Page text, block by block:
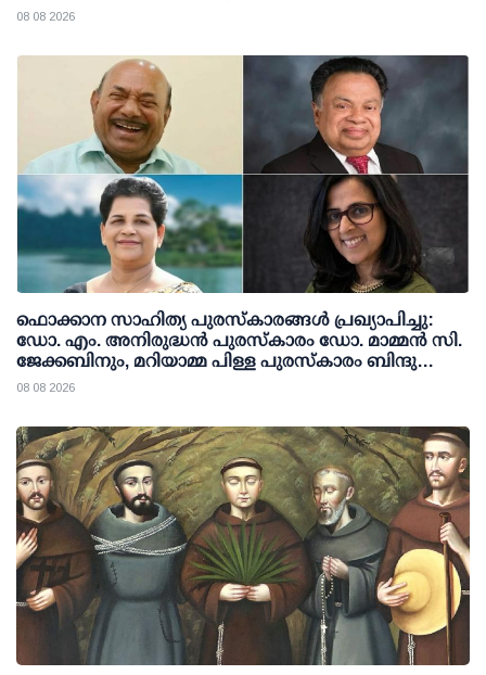
08 08 2026
ഫൊക്കാന സാഹിത്യ പുരസ്‌കാരങ്ങള്‍ പ്രഖ്യാപിച്ചു:
ഡോ. എം. അനിരുദ്ധന്‍ പുരസ്‌കാരം ഡോ. മാമ്മന്‍ സി.
ജേക്കബിനും, മറിയാമ്മ പിള്ള പുരസ്‌കാരം ബിന്ദു
കാനയ്ക്കും
08 08 2026